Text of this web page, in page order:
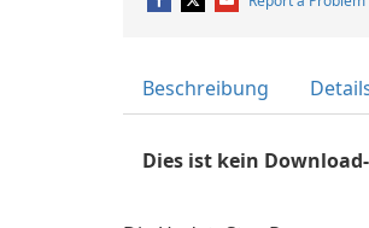
Beschreibung
Dies ist kein